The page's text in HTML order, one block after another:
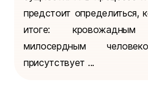
предстоит определиться,
итоге:
милосердным
присутствует ...